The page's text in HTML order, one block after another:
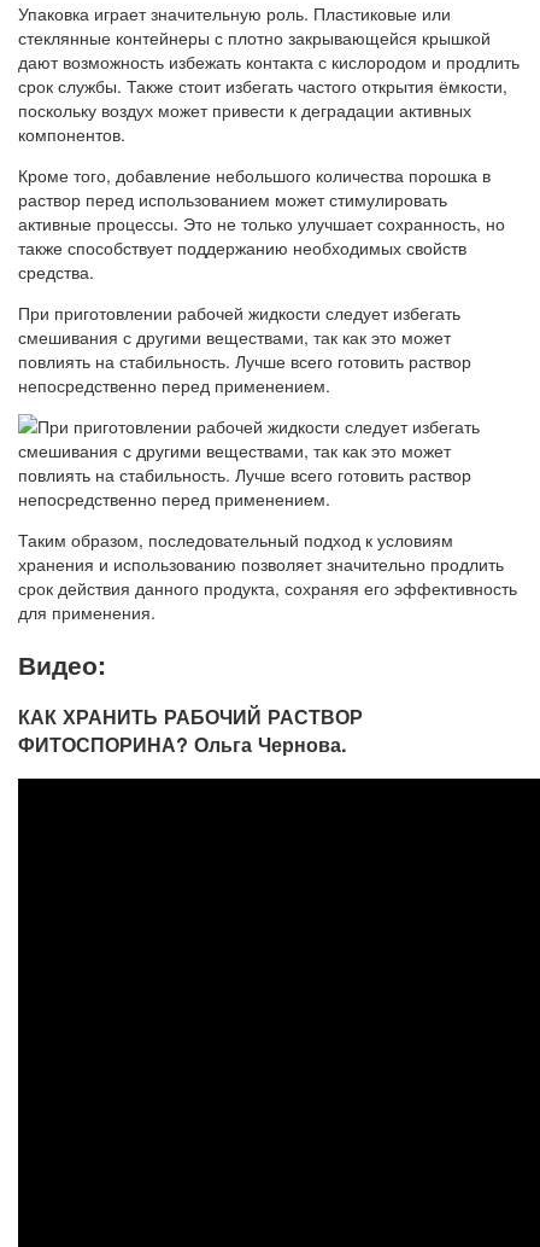
Упаковка играет значительную роль. Пластиковые или
стеклянные контейнеры с плотно закрывающейся крышкой
дают возможность избежать контакта с кислородом и продлить
срок службы. Также стоит избегать частого открытия ёмкости,
поскольку воздух может привести к деградации активных
компонентов.
Кроме того, добавление небольшого количества порошка в
раствор перед использованием может стимулировать
активные процессы. Это не только улучшает сохранность, но
также способствует поддержанию необходимых свойств
средства.
При приготовлении рабочей жидкости следует избегать
смешивания с другими веществами, так как это может
повлиять на стабильность. Лучше всего готовить раствор
непосредственно перед применением.
Таким образом, последовательный подход к условиям
хранения и использованию позволяет значительно продлить
срок действия данного продукта, сохраняя его эффективность
для применения.
Видео:
КАК ХРАНИТЬ РАБОЧИЙ РАСТВОР
ФИТОСПОРИНА? Ольга Чернова.